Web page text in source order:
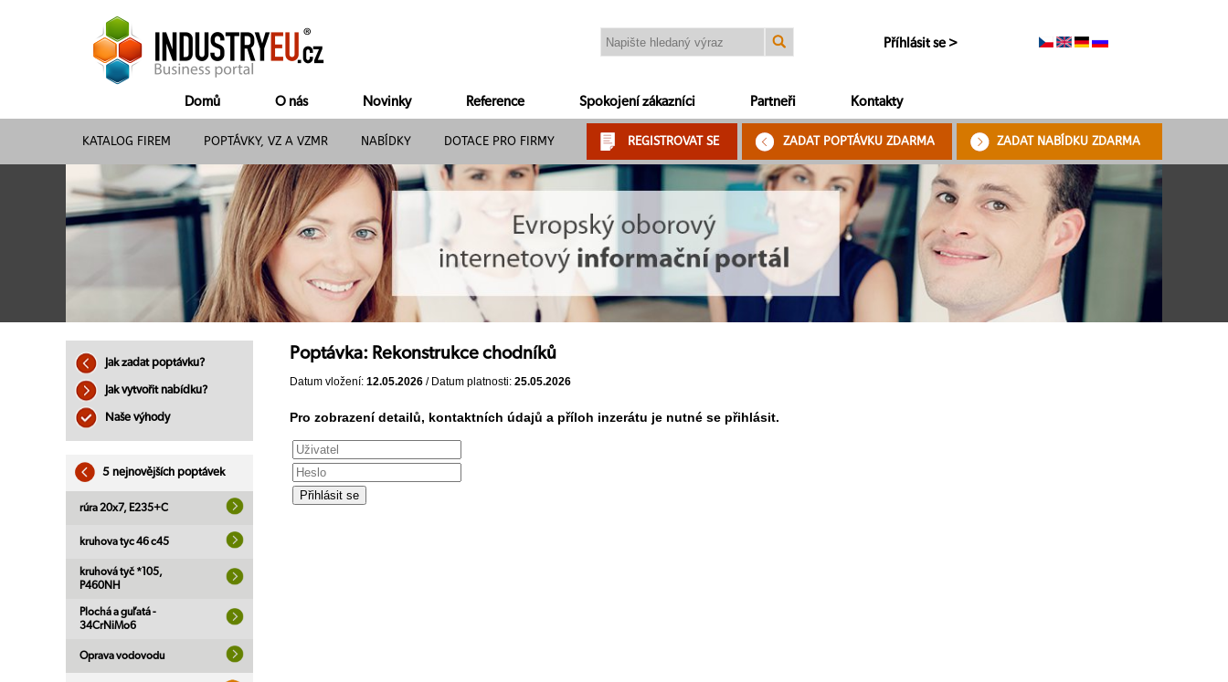
Příhlásit se >
Domů O nás Novinky Reference Spokojení zákazníci Partneři Kontakty
KATALOG FIREM POPTÁVKY, VZ A VZMR NABÍDKY DOTACE PRO FIRMY REGISTROVAT SE ZADAT POPTÁVKU ZDARMA ZADAT NABÍDKU ZDARMA
Jak zadat poptávku?
Jak vytvořit nabídku?
Naše výhody
5 nejnovějších poptávek
rúra 20x7, E235+C
kruhova tyc 46 c45
kruhová tyč *105,
P460NH
Plochá a guľatá -
34CrNiMo6
Oprava vodovodu
Poptávka: Rekonstrukce chodníků
Datum vložení: 12.05.2026 / Datum platnosti: 25.05.2026
Pro zobrazení detailů, kontaktních údajů a příloh inzerátu je nutné se přihlásit.